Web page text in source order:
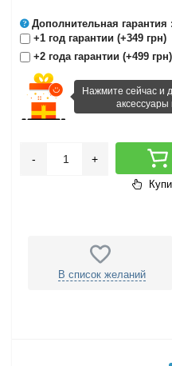
Дополнительная гарантия :
+1 год гарантии (+349 грн)
+2 года гарантии (+499 грн)
Нажмите сейчас и
+
-
В список желаний